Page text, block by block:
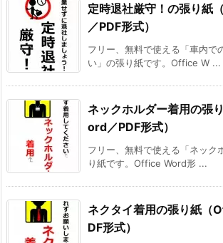
定時退社厳守！の張り紙
／PDF形式）
フリー、無料で使える「車内で
い」の張り紙です。Office W ...
ネックホルダー着用の張
ord／PDF形式）
フリー、無料で使える「ネック
り紙です。Office Word形 ...
ネクタイ着用の張り紙（
DF形式）